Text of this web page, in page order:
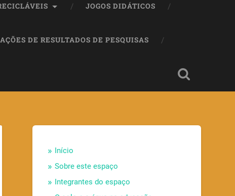
JOGOS DIDÁTICOS
DE RESULTADOS DE PESQUISAS
Início
Sobre este espaço
Integrantes do espaço